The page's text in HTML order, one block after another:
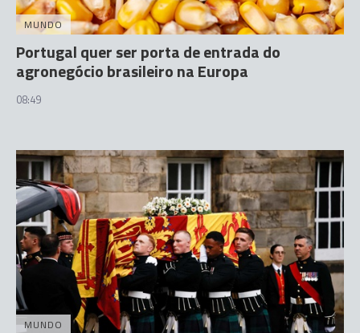
MUNDO
Portugal quer ser porta de entrada do
agronegócio brasileiro na Europa
08:49
MUNDO